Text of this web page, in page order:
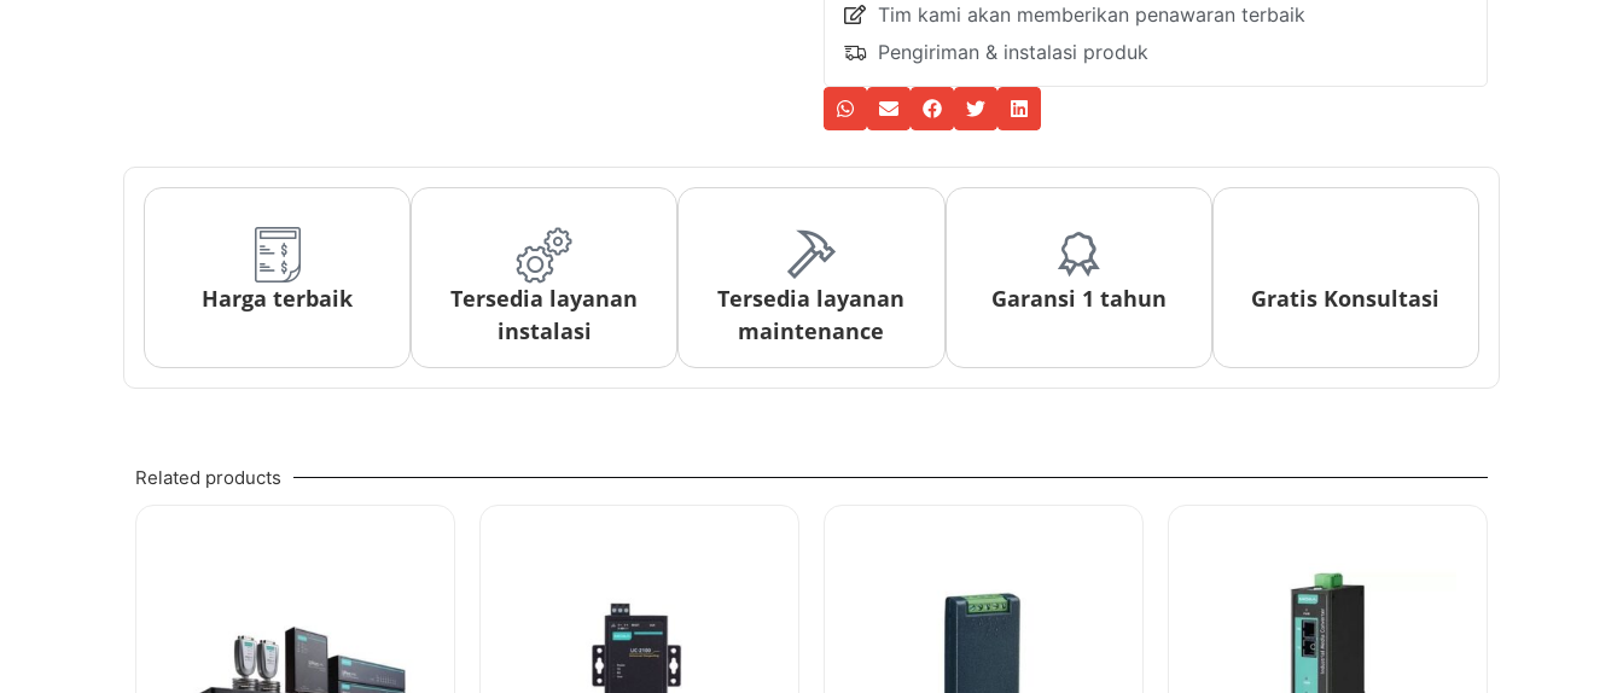
Tim kami akan memberikan penawaran terbaik
Pengiriman & instalasi produk
Harga terbaik
Tersedia layanan
instalasi
Tersedia layanan
maintenance
Garansi 1 tahun Gratis Konsultasi
Related products